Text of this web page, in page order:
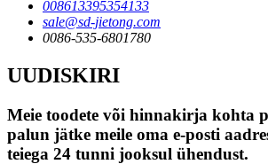
008613395354133
sale@sd-jietong.com
0086-535-6801780
UUDISKIRI
Meie toodete või hinnakirja kohta
palun jätke meile oma e-posti
teiega 24 tunni jooksul ühendust.